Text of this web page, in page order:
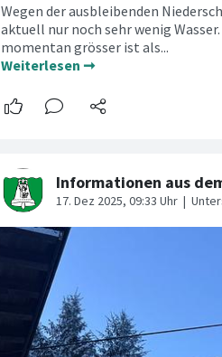
Wegen der ausbleibenden
aktuell nur noch sehr wenig
momentan grösser ist als...
Weiterlesen ➞